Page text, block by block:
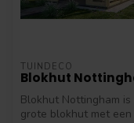
TUINDECO
Blokhut
Blokhut Nottingham is
grote blokhut met een